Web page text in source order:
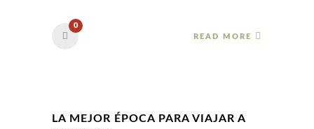
0
READ MORE
LA MEJOR ÉPOCA PARA VIAJAR A